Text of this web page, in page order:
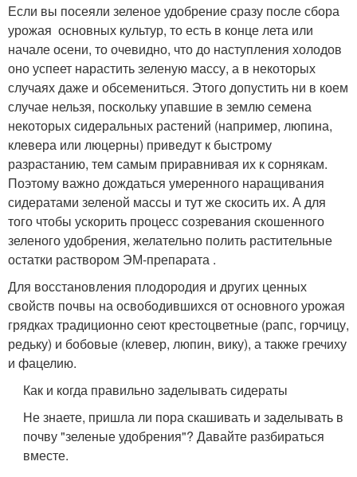
Если вы посеяли зеленое удобрение сразу после сбора
урожая основных культур, то есть в конце лета или
начале осени, то очевидно, что до наступления холодов
оно успеет нарастить зеленую массу, а в некоторых
случаях даже и обсемениться. Этого допустить ни в коем
случае нельзя, поскольку упавшие в землю семена
некоторых сидеральных растений (например, люпина,
клевера или люцерны) приведут к быстрому
разрастанию, тем самым приравнивая их к сорнякам.
Поэтому важно дождаться умеренного наращивания
сидератами зеленой массы и тут же скосить их. А для
того чтобы ускорить процесс созревания скошенного
зеленого удобрения, желательно полить растительные
остатки раствором ЭМ-препарата .
Для восстановления плодородия и других ценных
свойств почвы на освободившихся от основного урожая
грядках традиционно сеют крестоцветные (рапс, горчицу,
редьку) и бобовые (клевер, люпин, вику), а также гречиху
и фацелию.
Как и когда правильно заделывать сидераты
Не знаете, пришла ли пора скашивать и заделывать в
почву "зеленые удобрения"? Давайте разбираться
вместе.